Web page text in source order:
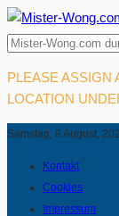
PLEASE ASSIGN
LOCATION
Samstag, 8 August,
Kontakt
Cookies
Impressum